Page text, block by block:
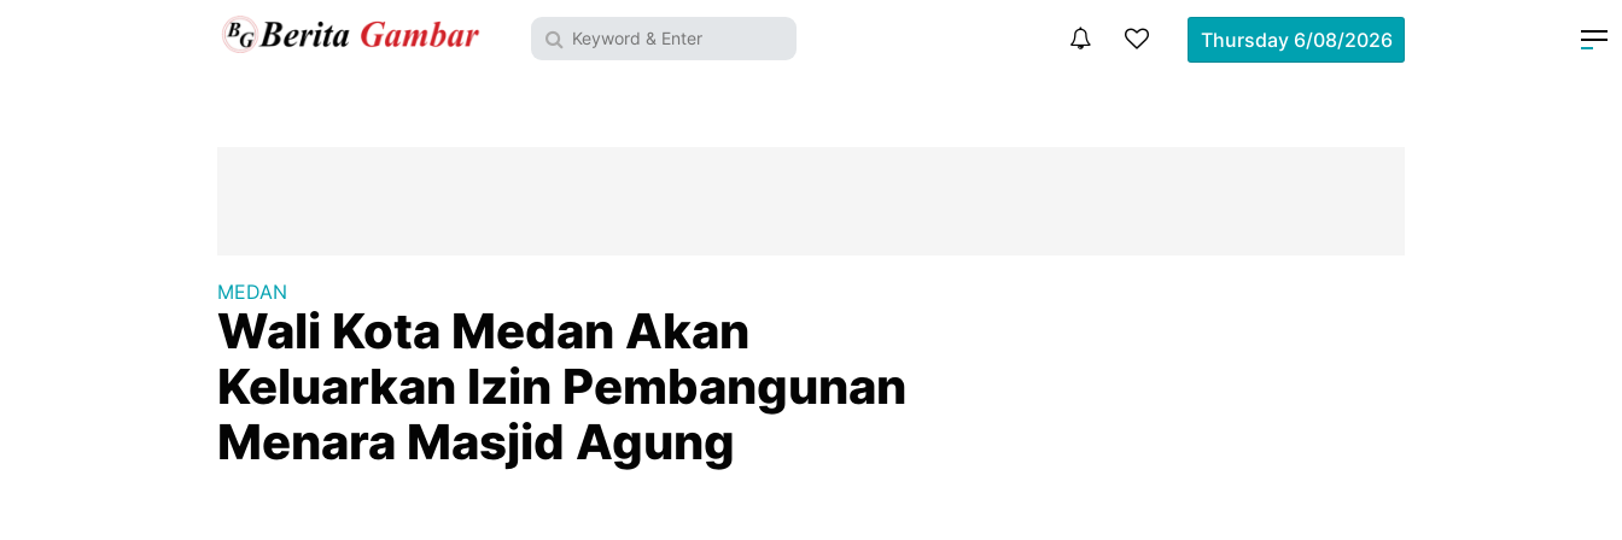
Thursday 6/08/2026
MEDAN
Wali Kota Medan Akan
Keluarkan Izin Pembangunan
Menara Masjid Agung